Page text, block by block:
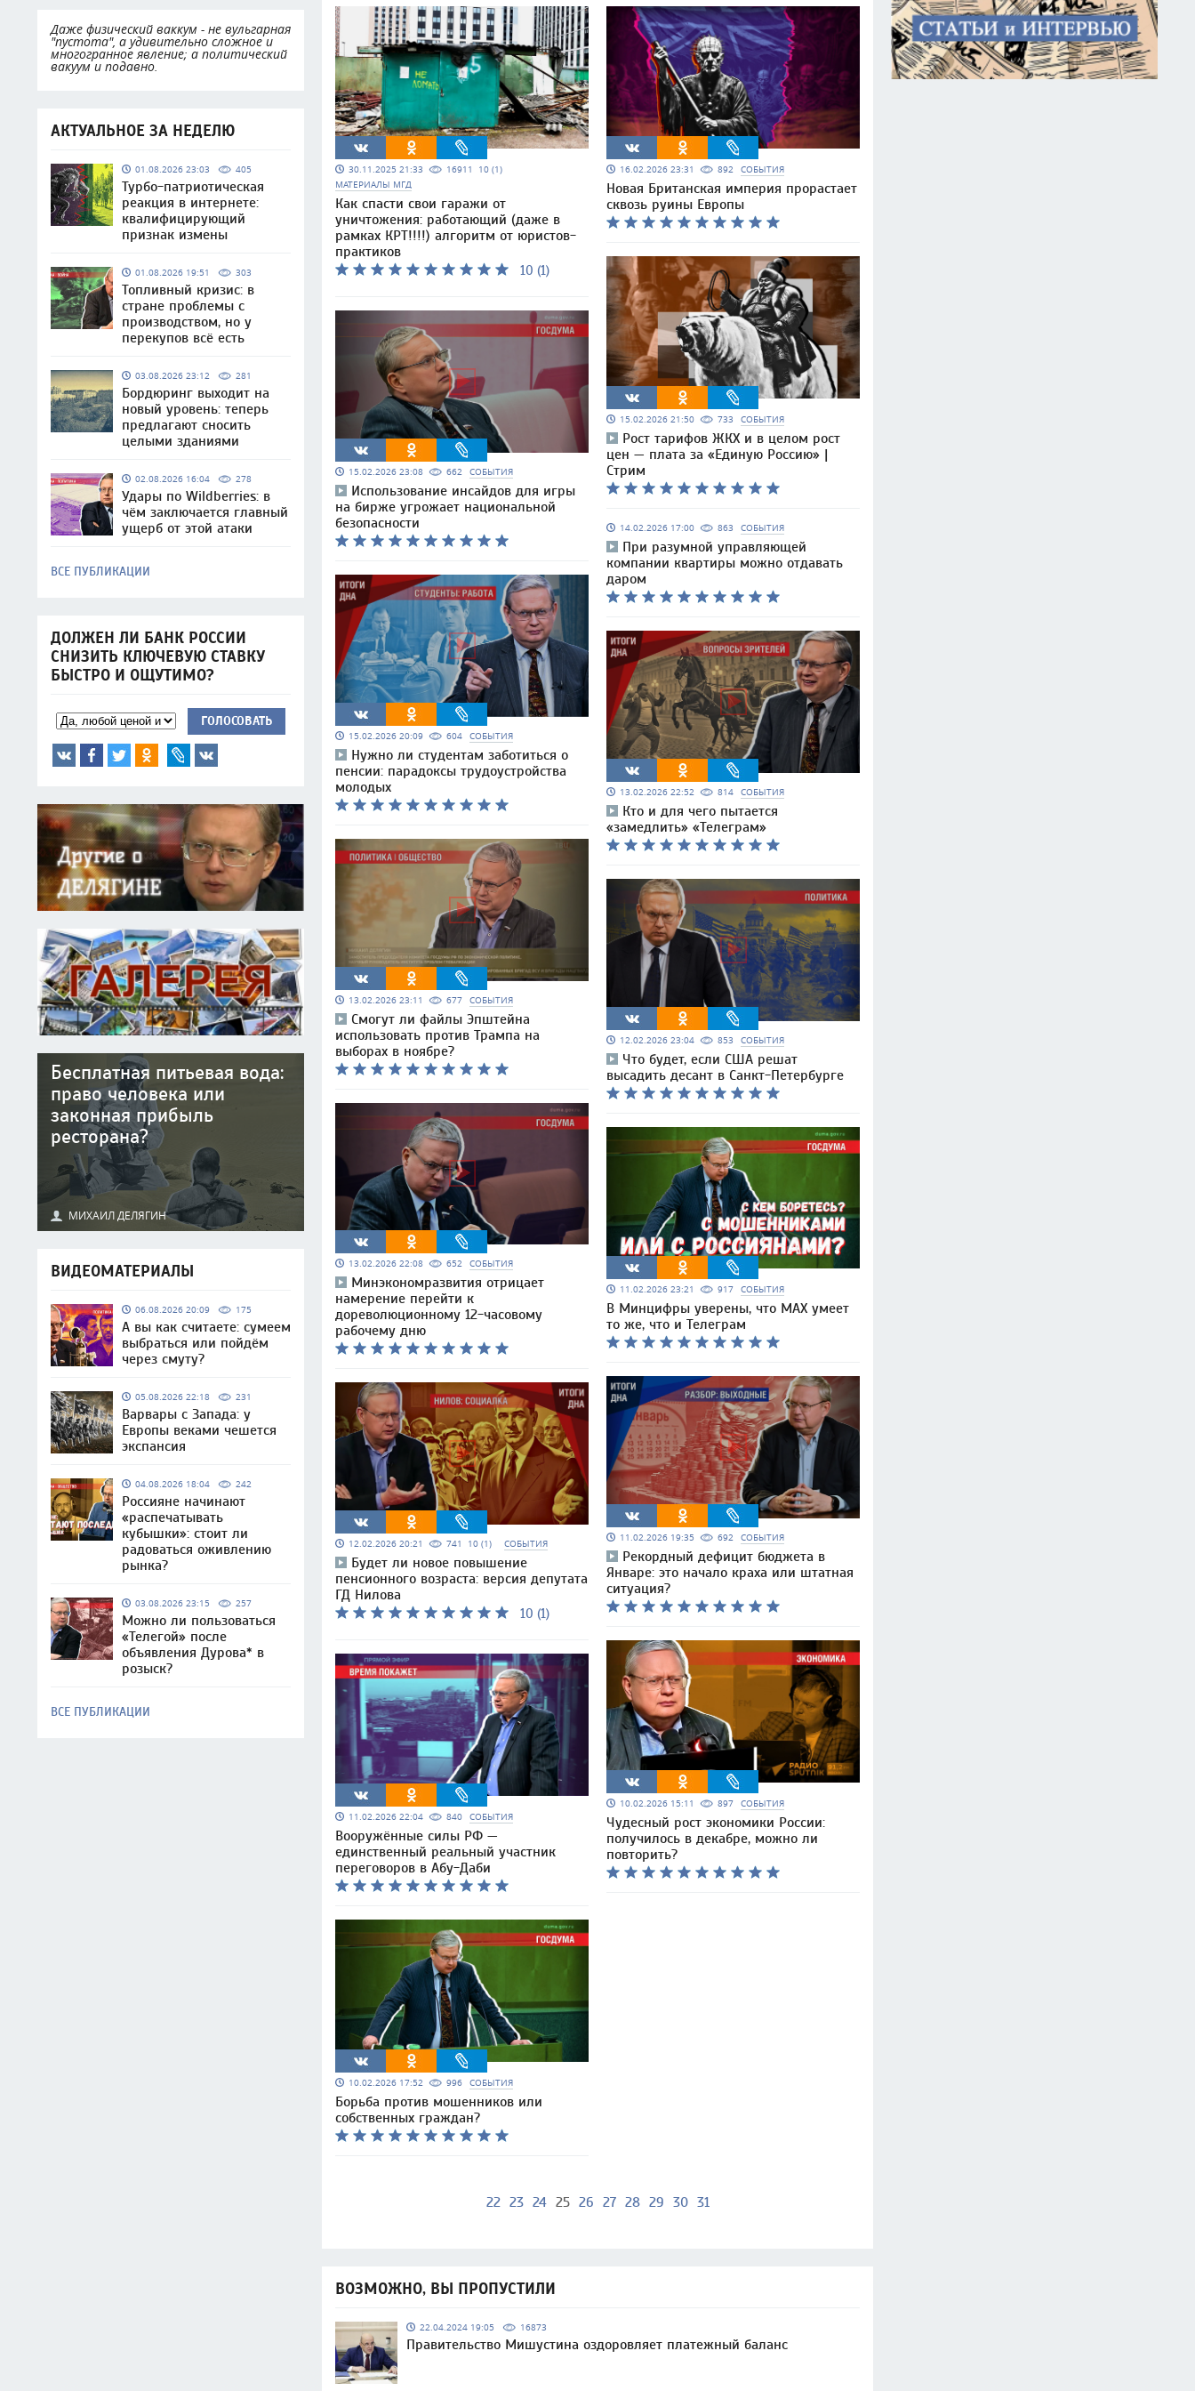
Даже физический ваккум - не вульгарная
"пустота", а удивительно сложное и
многогранное явление; а политический
вакуум и подавно.
АКТУАЛЬНОЕ ЗА НЕДЕЛЮ
01.08.2026 23:03 405
Турбо-патриотическая
реакция в интернете:
квалифицирующий
признак измены
01.08.2026 19:51 303
Топливный кризис: в
стране проблемы с
производством, но у
перекупов всё есть
03.08.2026 23:12 281
Бордюринг выходит на
новый уровень: теперь
предлагают сносить
целыми зданиями
02.08.2026 16:04 278
Удары по Wildberries: в
чём заключается главный
ущерб от этой атаки
ВСЕ ПУБЛИКАЦИИ
ДОЛЖЕН ЛИ БАНК РОССИИ
СНИЗИТЬ КЛЮЧЕВУЮ СТАВКУ
БЫСТРО И ОЩУТИМО?
ГОЛОСОВАТЬ
Бесплатная питьевая вода:
право человека или
законная прибыль
ресторана?
МИХАИЛ ДЕЛЯГИН
ВИДЕОМАТЕРИАЛЫ
06.08.2026 20:09 175
А вы как считаете: сумеем
выбраться или пойдём
через смуту?
05.08.2026 22:18 231
Варвары с Запада: у
Европы веками чешется
экспансия
04.08.2026 18:04 242
Россияне начинают
«распечатывать
кубышки»: стоит ли
радоваться оживлению
рынка?
03.08.2026 23:15 257
Можно ли пользоваться
«Телегой» после
объявления Дурова* в
розыск?
ВСЕ ПУБЛИКАЦИИ
30.11.2025 21:33 16911 10 (1)
МАТЕРИАЛЫ МГД
Как спасти свои гаражи от
уничтожения: работающий (даже в
рамках КРТ!!!!) алгоритм от юристов-
практиков
10 (1)
15.02.2026 23:08 662 СОБЫТИЯ
Использование инсайдов для игры
на бирже угрожает национальной
безопасности
15.02.2026 20:09 604 СОБЫТИЯ
Нужно ли студентам заботиться о
пенсии: парадоксы трудоустройства
молодых
13.02.2026 23:11 677 СОБЫТИЯ
Смогут ли файлы Эпштейна
использовать против Трампа на
выборах в ноябре?
13.02.2026 22:08 652 СОБЫТИЯ
Минэкономразвития отрицает
намерение перейти к
дореволюционному 12-часовому
рабочему дню
12.02.2026 20:21 741 10 (1) СОБЫТИЯ
Будет ли новое повышение
пенсионного возраста: версия депутата
ГД Нилова
10 (1)
11.02.2026 22:04 840 СОБЫТИЯ
Вооружённые силы РФ —
единственный реальный участник
переговоров в Абу-Даби
10.02.2026 17:52 996 СОБЫТИЯ
Борьба против мошенников или
собственных граждан?
16.02.2026 23:31 892 СОБЫТИЯ
Новая Британская империя прорастает
сквозь руины Европы
15.02.2026 21:50 733 СОБЫТИЯ
Рост тарифов ЖКХ и в целом рост
цен — плата за «Единую Россию» |
Стрим
14.02.2026 17:00 863 СОБЫТИЯ
При разумной управляющей
компании квартиры можно отдавать
даром
13.02.2026 22:52 814 СОБЫТИЯ
Кто и для чего пытается
«замедлить» «Телеграм»
12.02.2026 23:04 853 СОБЫТИЯ
Что будет, если США решат
высадить десант в Санкт-Петербурге
11.02.2026 23:21 917 СОБЫТИЯ
В Минцифры уверены, что МАХ умеет
то же, что и Телеграм
11.02.2026 19:35 692 СОБЫТИЯ
Рекордный дефицит бюджета в
Январе: это начало краха или штатная
ситуация?
10.02.2026 15:11 897 СОБЫТИЯ
Чудесный рост экономики России:
получилось в декабре, можно ли
повторить?
22 23 24 25 26 27 28 29 30 31
ВОЗМОЖНО, ВЫ ПРОПУСТИЛИ
22.04.2024 19:05 16873
Правительство Мишустина оздоровляет платежный баланс